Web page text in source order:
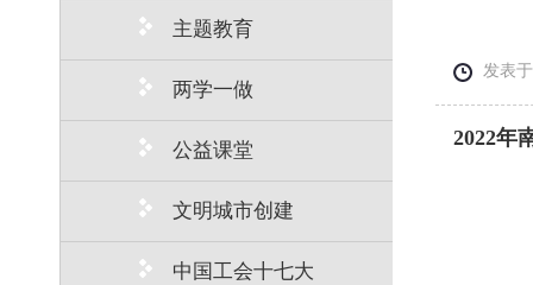
主题教育
两学一做
公益课堂
文明城市创建
中国工会十七大
发表
2022年